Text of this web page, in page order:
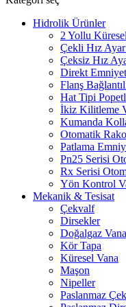
Hidrolik Ürünler
2 Yollu
Çekli Hız
Çeksiz Hız
Direkt
Flanş
Hat Tipi
İkiz Kilitleme
Kumanda
Otomatik
Patlama
Pn25 Serisi
Rx Serisi
Yön Kontrol
Mekanik & Tesisat
Çekvalf
Dirsekler
Doğalgaz
Kör Tapa
Küresel Vana
Maşon
Nipeller
Paslanmaz